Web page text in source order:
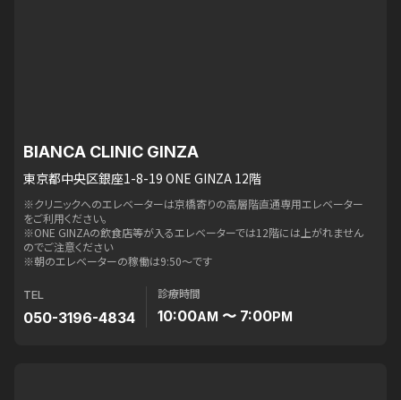
BIANCA CLINIC GINZA
東京都中央区銀座1-8-19 ONE GINZA 12階
※クリニックへのエレベーターは京橋寄りの高層階直通専用エレベーター
をご利用ください。
※ONE GINZAの飲食店等が入るエレベーターでは12階には上がれません
のでご注意ください
※朝のエレベーターの稼働は9:50〜です
TEL
050-3196-4834
診療時間
10:00AM 〜 7:00PM